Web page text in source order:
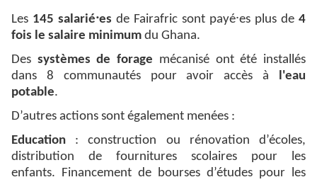
Les 145 salarié⸱es de Fairafric sont payé⸱es plus de 4
fois le salaire minimum du Ghana.
Des systèmes de forage mécanisé ont été installés
dans 8 communautés pour avoir accès à l'eau
potable.
D’autres actions sont également menées :
Education : construction ou rénovation d’écoles,
distribution de fournitures scolaires pour les
enfants. Financement de bourses d’études pour les